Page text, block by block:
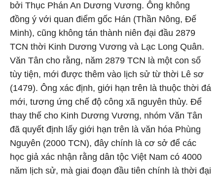
bởi Thục Phán An Dương Vương. Ông không
đồng ý với quan điểm gốc Hán (Thần Nông, Đế
Minh), cũng không tán thành niên đại đầu 2879
TCN thời Kinh Dương Vương và Lạc Long Quân.
Văn Tân cho rằng, năm 2879 TCN là một con số
tùy tiện, mới được thêm vào lịch sử từ thời Lê sơ
(1479). Ông xác định, giới hạn trên là thuộc thời đá
mới, tương ứng chế độ công xã nguyên thủy. Để
thay thế cho Kinh Dương Vương, nhóm Văn Tân
đã quyết định lấy giới hạn trên là văn hóa Phùng
Nguyên (2000 TCN), đây chính là cơ sở để các
học giả xác nhận rằng dân tộc Việt Nam có 4000
năm lịch sử, mà giai đoạn đầu tiên chính là thời đại